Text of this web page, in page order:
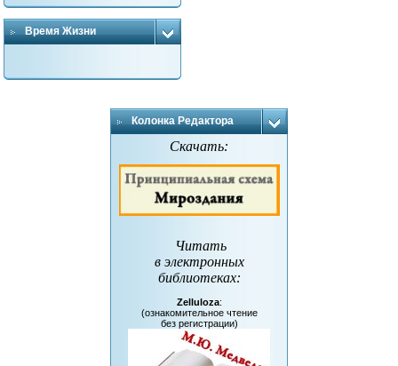
Время Жизни
Колонка Редактора
Скачать:
Читать
в электронных
библиотеках:
Zelluloza:
(ознакомительное чтение
без регистрации)